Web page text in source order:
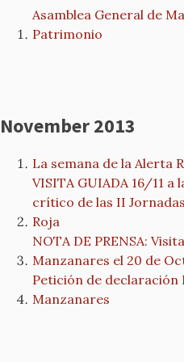
Asamblea General de
Patrimonio
November 2013
La semana de la Alerta
VISITA GUIADA 16/11 a
crítico de las II
Roja
NOTA DE PRENSA:
Manzanares el 20 de
Petición de declaración
Manzanares